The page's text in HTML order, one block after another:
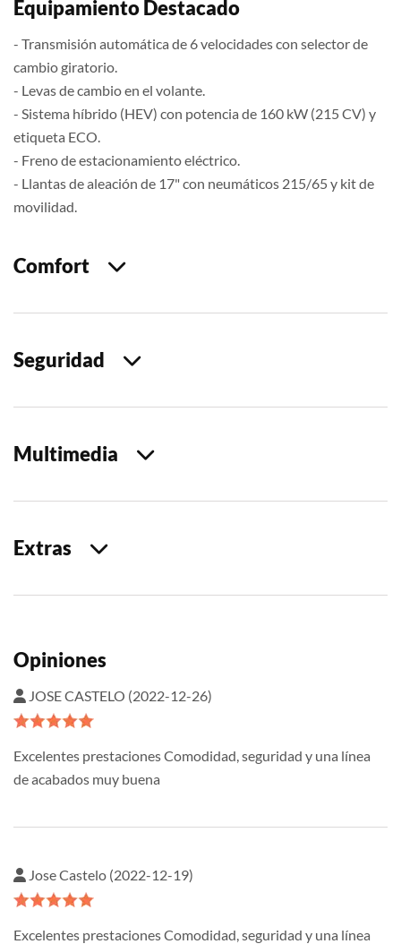
Equipamiento Destacado
- Transmisión automática de 6 velocidades con selector de
cambio giratorio.
- Levas de cambio en el volante.
- Sistema híbrido (HEV) con potencia de 160 kW (215 CV) y
etiqueta ECO.
- Freno de estacionamiento eléctrico.
- Llantas de aleación de 17" con neumáticos 215/65 y kit de
movilidad.
Comfort
Seguridad
Multimedia
Extras
Opiniones
JOSE CASTELO (2022-12-26)
Excelentes prestaciones Comodidad, seguridad y una línea
de acabados muy buena
Jose Castelo (2022-12-19)
Excelentes prestaciones Comodidad, seguridad y una línea